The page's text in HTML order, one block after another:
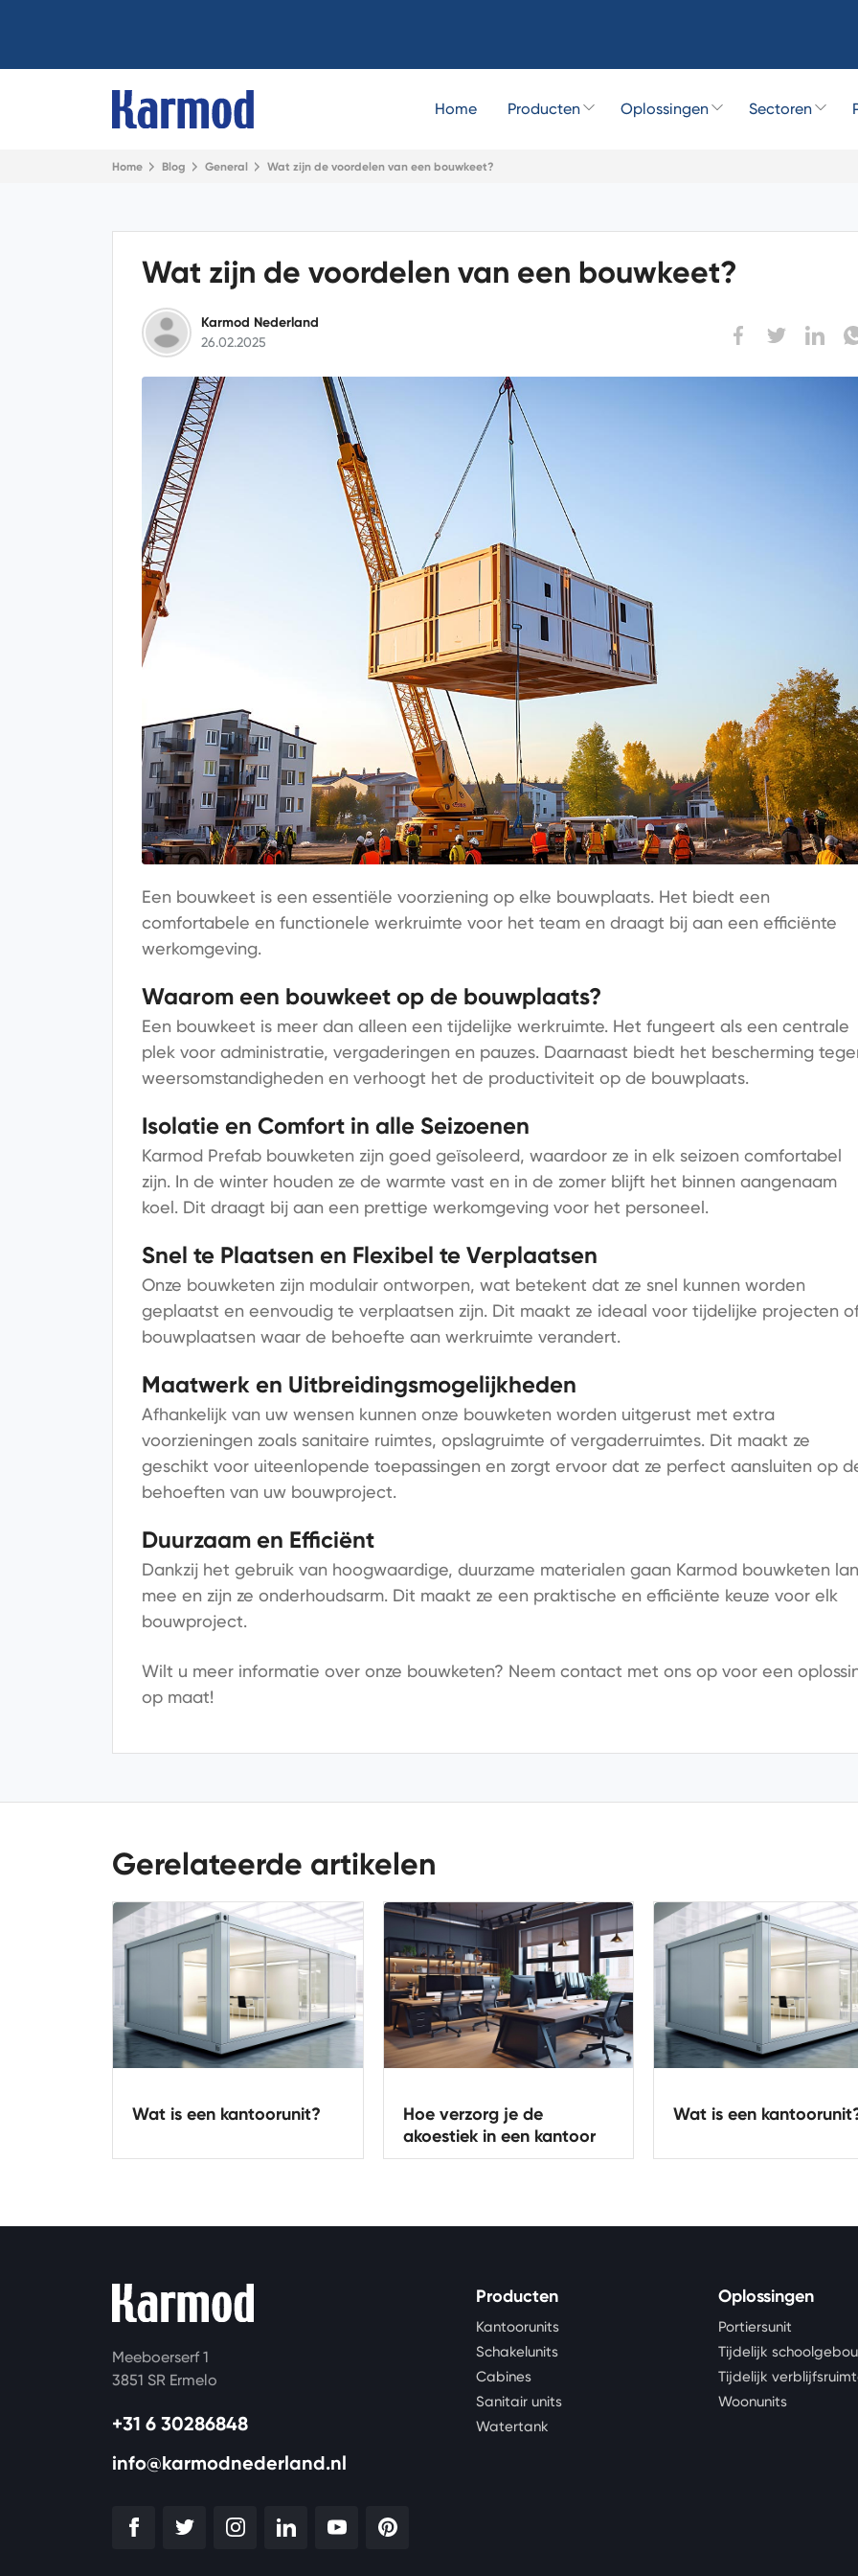
Home Producten Oplossingen Sectoren
Home Blog General Wat zijn de voordelen van een bouwkeet?
Wat zijn de voordelen van een bouwkeet?
Karmod Nederland
26.02.2025
Een bouwkeet is een essentiële voorziening op elke bouwplaats. Het biedt een
comfortabele en functionele werkruimte voor het team en draagt bij aan een efficiënte
werkomgeving.
Waarom een bouwkeet op de bouwplaats?
Een bouwkeet is meer dan alleen een tijdelijke werkruimte. Het fungeert als een centrale
plek voor administratie, vergaderingen en pauzes. Daarnaast biedt het bescherming
weersomstandigheden en verhoogt het de productiviteit op de bouwplaats.
Isolatie en Comfort in alle Seizoenen
Karmod Prefab bouwketen zijn goed geïsoleerd, waardoor ze in elk seizoen comfortabel
zijn. In de winter houden ze de warmte vast en in de zomer blijft het binnen aangenaam
koel. Dit draagt bij aan een prettige werkomgeving voor het personeel.
Snel te Plaatsen en Flexibel te Verplaatsen
Onze bouwketen zijn modulair ontworpen, wat betekent dat ze snel kunnen worden
geplaatst en eenvoudig te verplaatsen zijn. Dit maakt ze ideaal voor tijdelijke projecten
bouwplaatsen waar de behoefte aan werkruimte verandert.
Maatwerk en Uitbreidingsmogelijkheden
Afhankelijk van uw wensen kunnen onze bouwketen worden uitgerust met extra
voorzieningen zoals sanitaire ruimtes, opslagruimte of vergaderruimtes. Dit maakt ze
geschikt voor uiteenlopende toepassingen en zorgt ervoor dat ze perfect aansluiten op
behoeften van uw bouwproject.
Duurzaam en Efficiënt
Dankzij het gebruik van hoogwaardige, duurzame materialen gaan Karmod bouwketen
mee en zijn ze onderhoudsarm. Dit maakt ze een praktische en efficiënte keuze voor elk
bouwproject.
Wilt u meer informatie over onze bouwketen? Neem contact met ons op voor een
op maat!
Gerelateerde artikelen
Hoe verzorg je de
unit?
Wat is een kantoorunit?
Hoe verzorg je de
unit?
Meeboerserf 1
3851 SR Ermelo
+31 6 30286848
info@karmodnederland.nl
Producten
Kantoorunits
Schakelunits
Cabines
Sanitair units
Watertank
Oplossingen
Portiersunit
Tijdelijk
Tijdelijk
Woonunits